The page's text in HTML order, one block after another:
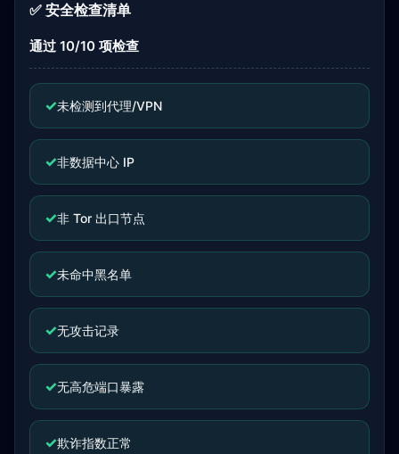
✅ 安全检查清单
通过 10/10 项检查
✓未检测到代理/VPN
✓非数据中心 IP
✓非 Tor 出口节点
✓未命中黑名单
✓无攻击记录
✓无高危端口暴露
✓欺诈指数正常